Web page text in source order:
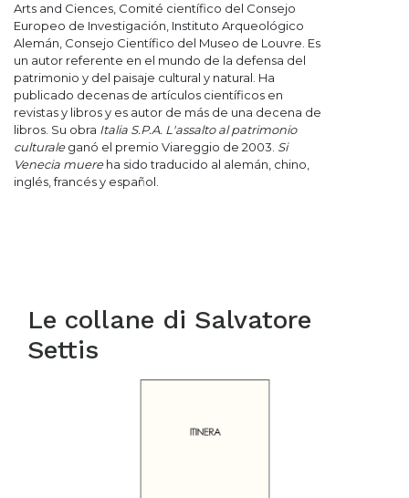
Arts and Ciences, Comité científico del Consejo
Europeo de Investigación, Instituto Arqueológico
Alemán, Consejo Científico del Museo de Louvre. Es
un autor referente en el mundo de la defensa del
patrimonio y del paisaje cultural y natural. Ha
publicado decenas de artículos científicos en
revistas y libros y es autor de más de una decena de
libros. Su obra Italia S.P.A. L'assalto al patrimonio
culturaleganó el premio Viareggio de 2003. Si
Venecia muereha sido traducido al alemán, chino,
inglés, francés y español.
Le collane di Salvatore
Settis